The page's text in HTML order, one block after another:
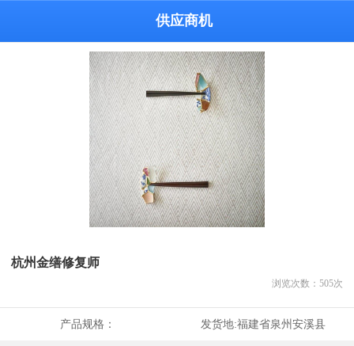
供应商机
杭州金缮修复师
浏览次数： 505次
产品规格： 发货地:福建省泉州安溪县